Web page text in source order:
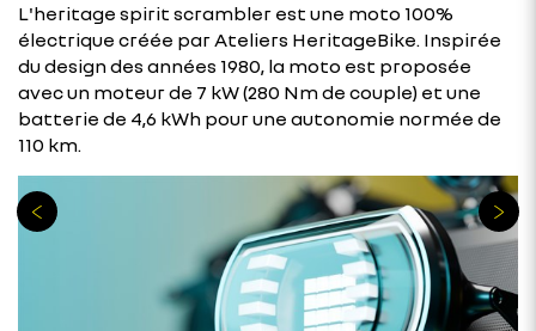
L'heritage spirit scrambler est une moto 100%
électrique créée par Ateliers HeritageBike. Inspirée
du design des années 1980, la moto est proposée
avec un moteur de 7 kW (280 Nm de couple) et une
batterie de 4,6 kWh pour une autonomie normée de
110 km.